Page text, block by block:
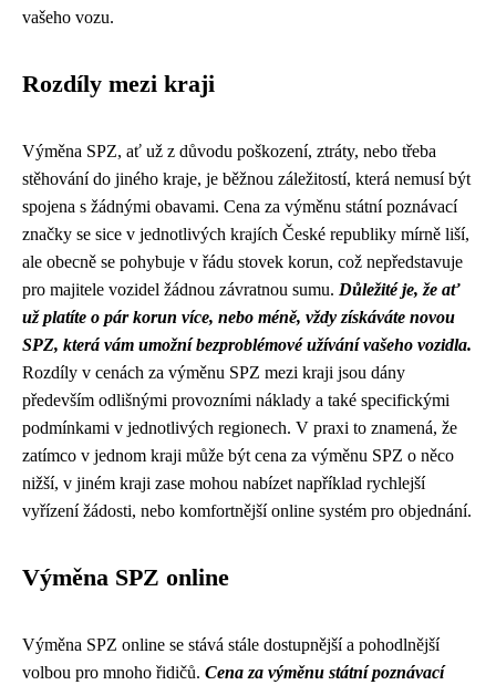
vašeho vozu.
Rozdíly mezi kraji
Výměna SPZ, ať už z důvodu poškození, ztráty, nebo třeba
stěhování do jiného kraje, je běžnou záležitostí, která nemusí být
spojena s žádnými obavami. Cena za výměnu státní poznávací
značky se sice v jednotlivých krajích České republiky mírně liší,
ale obecně se pohybuje v řádu stovek korun, což nepředstavuje
pro majitele vozidel žádnou závratnou sumu. Důležité je, že ať
už platíte o pár korun více, nebo méně, vždy získáváte novou
SPZ, která vám umožní bezproblémové užívání vašeho vozidla.
Rozdíly v cenách za výměnu SPZ mezi kraji jsou dány
především odlišnými provozními náklady a také specifickými
podmínkami v jednotlivých regionech. V praxi to znamená, že
zatímco v jednom kraji může být cena za výměnu SPZ o něco
nižší, v jiném kraji zase mohou nabízet například rychlejší
vyřízení žádosti, nebo komfortnější online systém pro objednání.
Výměna SPZ online
Výměna SPZ online se stává stále dostupnější a pohodlnější
volbou pro mnoho řidičů. Cena za výměnu státní poznávací